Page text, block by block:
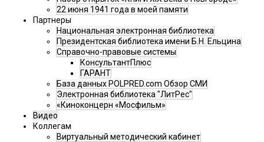
22 июня 1941 года в моей памяти
Партнеры
Национальная электронная библиотека
Президентская библиотека имени Б.Н. Ельцина
Справочно-правовые системы
КонсультантПлюс
ГАРАНТ
База данных POLPRED.com Обзор СМИ
Электронная библиотека "ЛитРес"
«Киноконцерн «Мосфильм»
Видео
Коллегам
Виртуальный методический кабинет